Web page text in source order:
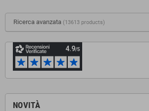
Ricerca avanzata (13613 products)
NOVITÀ